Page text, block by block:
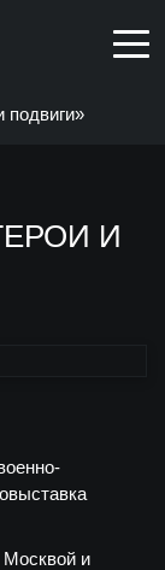
подвиги»
И
Москвой и